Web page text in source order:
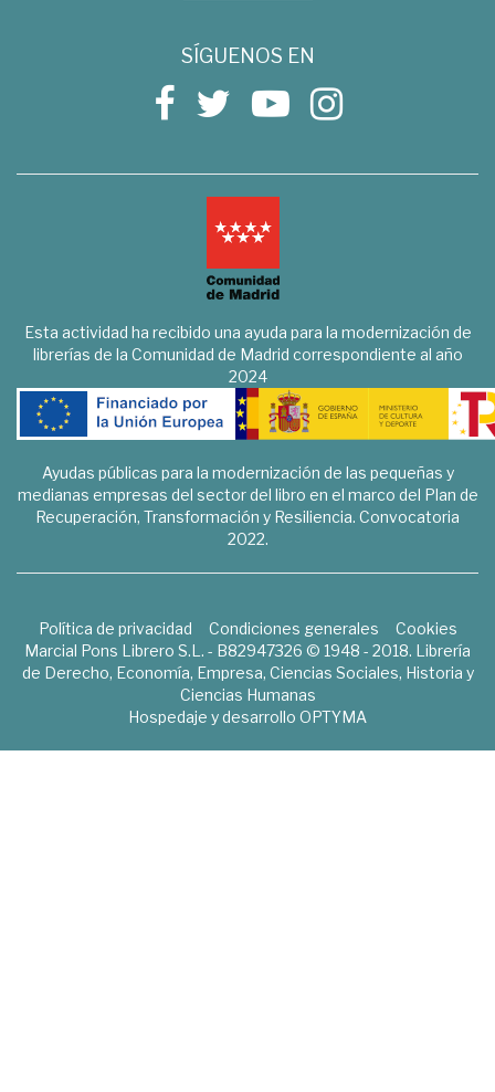
SÍGUENOS EN
Esta actividad ha recibido una ayuda para la modernización de
librerías de la Comunidad de Madrid correspondiente al año
2024
Ayudas públicas para la modernización de las pequeñas y
medianas empresas del sector del libro en el marco del Plan de
Recuperación, Transformación y Resiliencia. Convocatoria
2022.
Política de privacidad Condiciones generales
Cookies
Marcial Pons Librero S.L. - B82947326 © 1948 - 2018. Librería
de Derecho, Economía, Empresa, Ciencias Sociales, Historia y
Ciencias Humanas
Hospedaje y desarrollo OPTYMA